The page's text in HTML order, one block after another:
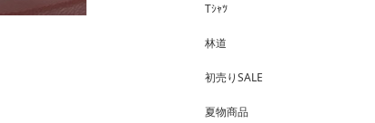
Tｼｬﾂ
林道
初売りSALE
夏物商品